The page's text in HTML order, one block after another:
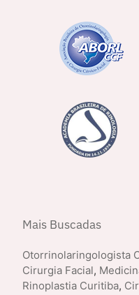
Mais Buscadas
Otorrinolaringologista
Cirurgia Facial,
Rinoplastia Curitiba,